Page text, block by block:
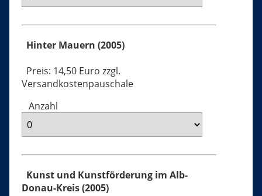
Hinter Mauern (2005)
Preis: 14,50 Euro zzgl.
Versandkostenpauschale
Anzahl
Kunst und Kunstförderung im Alb-
Donau-Kreis (2005)